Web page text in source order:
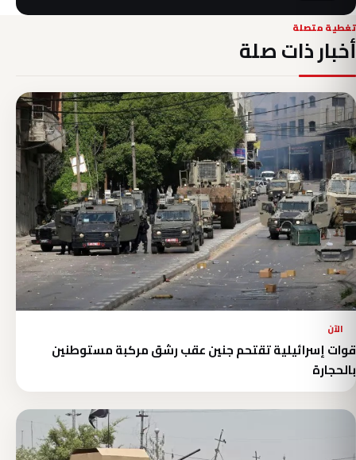
تغطية متصلة
أخبار ذات صلة
الآن
قوات إسرائيلية تقتحم جنين عقب رشق مركبة مستوطنين
بالحجارة